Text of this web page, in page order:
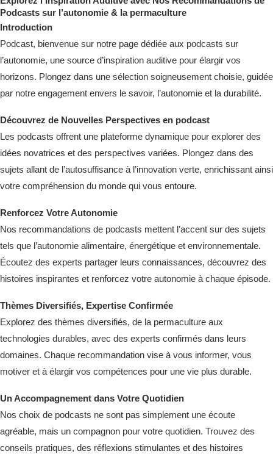
Podcasts sur l’autonomie & la permaculture
Introduction
Podcast, bienvenue sur notre page dédiée aux podcasts sur
l’autonomie, une source d’inspiration auditive pour élargir vos
horizons. Plongez dans une sélection soigneusement choisie, guidée
par notre engagement envers le savoir, l’autonomie et la durabilité.
Découvrez de Nouvelles Perspectives en podcast
Les podcasts offrent une plateforme dynamique pour explorer des
idées novatrices et des perspectives variées. Plongez dans des
sujets allant de l’autosuffisance à l’innovation verte, enrichissant ainsi
votre compréhension du monde qui vous entoure.
Renforcez Votre Autonomie
Nos recommandations de podcasts mettent l’accent sur des sujets
tels que l’autonomie alimentaire, énergétique et environnementale.
Écoutez des experts partager leurs connaissances, découvrez des
histoires inspirantes et renforcez votre autonomie à chaque épisode.
Thèmes Diversifiés, Expertise Confirmée
Explorez des thèmes diversifiés, de la permaculture aux
technologies durables, avec des experts confirmés dans leurs
domaines. Chaque recommandation vise à vous informer, vous
motiver et à élargir vos compétences pour une vie plus durable.
Un Accompagnement dans Votre Quotidien
Nos choix de podcasts ne sont pas simplement une écoute
agréable, mais un compagnon pour votre quotidien. Trouvez des
conseils pratiques, des réflexions stimulantes et des histoires